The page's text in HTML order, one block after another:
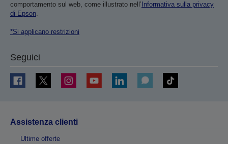
comportamento sul web, come illustrato nell’ Informativa sulla privacy
di Epson.
*Si applicano restrizioni
Seguici
Assistenza clienti
Ultime offerte